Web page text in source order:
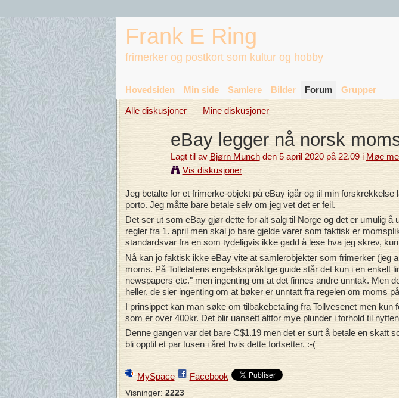
Frank E Ring
frimerker og postkort som kultur og hobby
Hovedsiden Min side Samlere Bilder Forum Grupper
Alle diskusjoner Mine diskusjoner
eBay legger nå norsk
Lagt til av Bjørn Munchden 5 april 2020 på 22.09 i Møe
Vis diskusjoner
Jeg betalte for et frimerke-objekt på eBay igår og til min
porto. Jeg måtte bare betale selv om jeg vet det er feil.
Det ser ut som eBay gjør dette for alt salg til Norge og det er umulig å
regler fra 1. april men skal jo bare gjelde varer som faktisk er
standardsvar fra en som tydeligvis ikke gadd å lese hva jeg skrev,
Nå kan jo faktisk ikke eBay vite at samlerobjekter som frimerker (jeg
moms. På Tolletatens engelskspråklige guide står det kun i en enkelt
newspapers etc." men ingenting om at det finnes andre unntak. Men
heller, de sier ingenting om at bøker er unntatt fra regelen om moms
I prinsippet kan man søke om tilbakebetaling fra Tollvesenet men kun
som er over 400kr. Det blir uansett altfor mye plunder i forhold til
Denne gangen var det bare C$1.19 men det er surt å betale en skatt
bli opptil et par tusen i året hvis dette fortsetter. :-(
MySpace Facebook
Visninger: 2223